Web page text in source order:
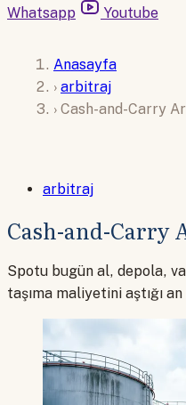
Whatsapp
Youtube
Anasayfa
› arbitraj
› Cash-and-Carry
arbitraj
Cash-and-Carry
Spotu bugün al, depola,
taşıma maliyetini aştığı